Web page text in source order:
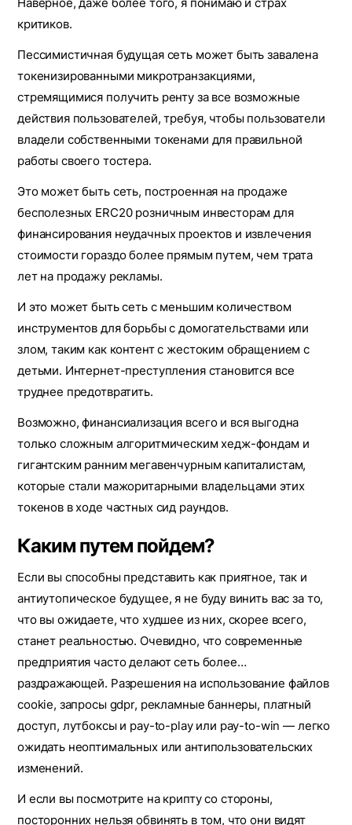
критиков.
Пессимистичная будущая сеть может быть завалена
токенизированными микротранзакциями,
стремящимися получить ренту за все возможные
действия пользователей, требуя, чтобы пользователи
владели собственными токенами для правильной
работы своего тостера.
Это может быть сеть, построенная на продаже
бесполезных ERC20 розничным инвесторам для
финансирования неудачных проектов и извлечения
стоимости гораздо более прямым путем, чем трата
лет на продажу рекламы.
И это может быть сеть с меньшим количеством
инструментов для борьбы с домогательствами или
злом, таким как контент с жестоким обращением с
детьми. Интернет-преступления становится все
труднее предотвратить.
Возможно, финансиализация всего и вся выгодна
только сложным алгоритмическим хедж-фондам и
гигантским ранним мегавенчурным капиталистам,
которые стали мажоритарными владельцами этих
токенов в ходе частных сид раундов.
Каким путем пойдем?
Если вы способны представить как приятное, так и
антиутопическое будущее, я не буду винить вас за то,
что вы ожидаете, что худшее из них, скорее всего,
станет реальностью. Очевидно, что современные
предприятия часто делают сеть более…
раздражающей. Разрешения на использование файлов
cookie, запросы gdpr, рекламные баннеры, платный
доступ, лутбоксы и pay-to-play или pay-to-win — легко
ожидать неоптимальных или антипользовательских
изменений.
И если вы посмотрите на крипту со стороны,
посторонних нельзя обвинять в том, что они видят